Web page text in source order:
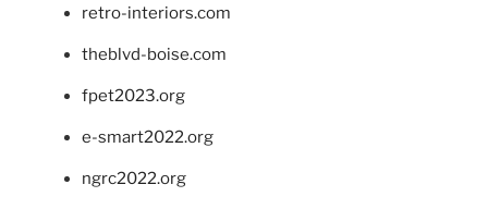
retro-interiors.com
theblvd-boise.com
fpet2023.org
e-smart2022.org
ngrc2022.org